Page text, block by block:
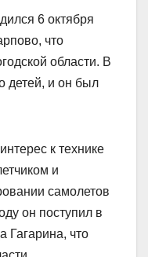
6 октября
что
области. В
детей, и он был
к технике
и
самолетов
он поступил в
Гагарина, что